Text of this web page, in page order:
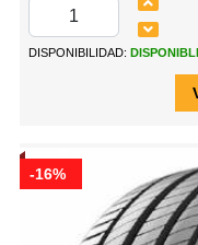
DISPONIBILIDAD:
-16%